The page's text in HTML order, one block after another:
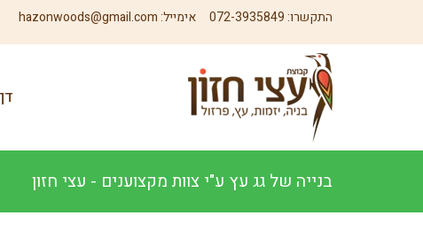
התקשרו:072-3935849 אימייל:hazonwoods@gmail.com
בנייה של גג עץ ע"י צוות מקצוענים - עצי חזון